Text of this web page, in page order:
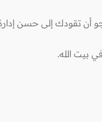
أن تقودك إلى حسن